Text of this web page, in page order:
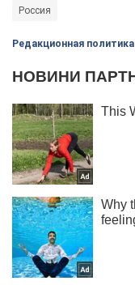
Россия
Редакционная политика